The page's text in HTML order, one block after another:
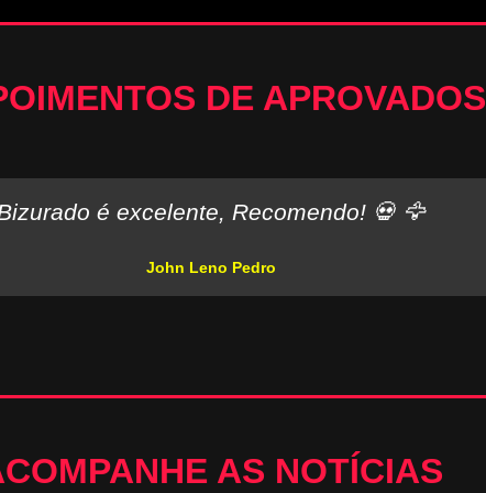
DE APROVADOS
é excelente, Recomendo! 💀 🦅
John Leno Pedro
AS NOTÍCIAS